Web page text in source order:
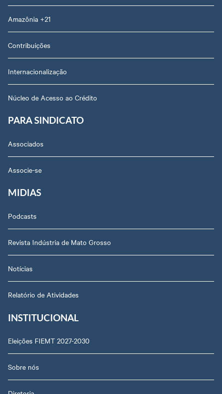
Amazônia +21
Contribuições
Internacionalização
Núcleo de Acesso ao Crédito
PARA SINDICATO
Associados
Associe-se
MIDIAS
Podcasts
Revista Indústria de Mato Grosso
Notícias
Relatório de Atividades
INSTITUCIONAL
Eleições FIEMT 2027-2030
Sobre nós